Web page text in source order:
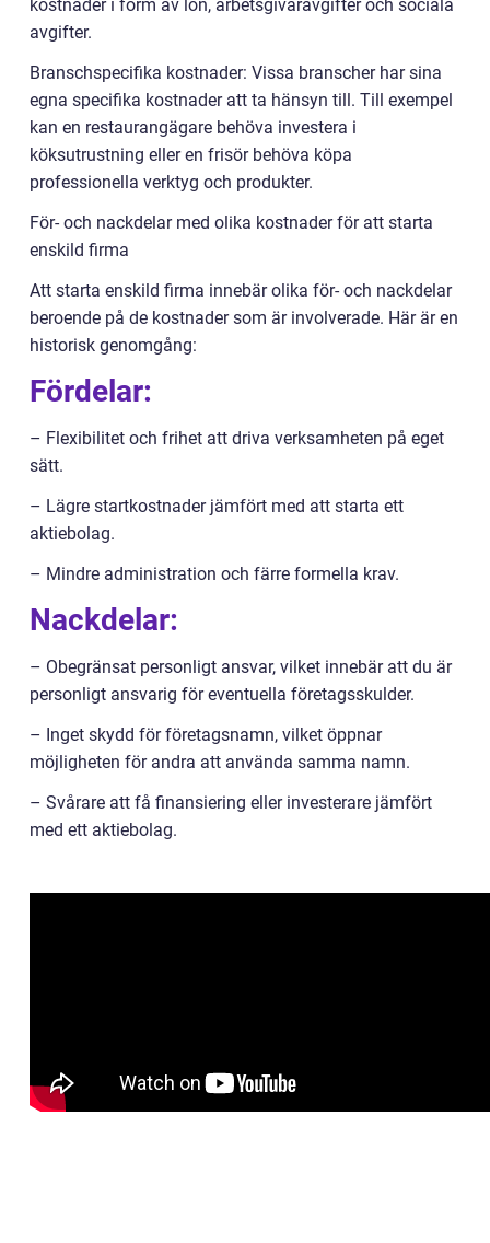
kostnader i form av lön, arbetsgivaravgifter och sociala
avgifter.
Branschspecifika kostnader: Vissa branscher har sina
egna specifika kostnader att ta hänsyn till. Till exempel
kan en restaurangägare behöva investera i
köksutrustning eller en frisör behöva köpa
professionella verktyg och produkter.
För- och nackdelar med olika kostnader för att starta
enskild firma
Att starta enskild firma innebär olika för- och nackdelar
beroende på de kostnader som är involverade. Här är en
historisk genomgång:
Fördelar:
– Flexibilitet och frihet att driva verksamheten på eget
sätt.
– Lägre startkostnader jämfört med att starta ett
aktiebolag.
– Mindre administration och färre formella krav.
Nackdelar:
– Obegränsat personligt ansvar, vilket innebär att du är
personligt ansvarig för eventuella företagsskulder.
– Inget skydd för företagsnamn, vilket öppnar
möjligheten för andra att använda samma namn.
– Svårare att få finansiering eller investerare jämfört
med ett aktiebolag.